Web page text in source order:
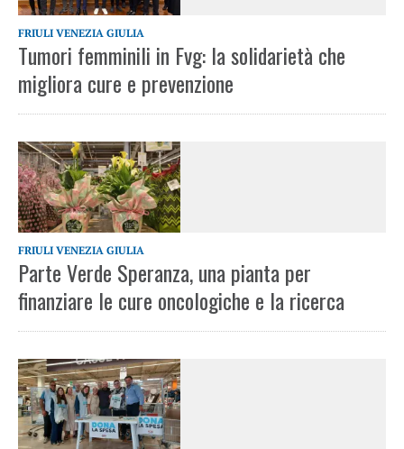
FRIULI VENEZIA GIULIA
Tumori femminili in Fvg: la solidarietà che
migliora cure e prevenzione
FRIULI VENEZIA GIULIA
Parte Verde Speranza, una pianta per
finanziare le cure oncologiche e la ricerca